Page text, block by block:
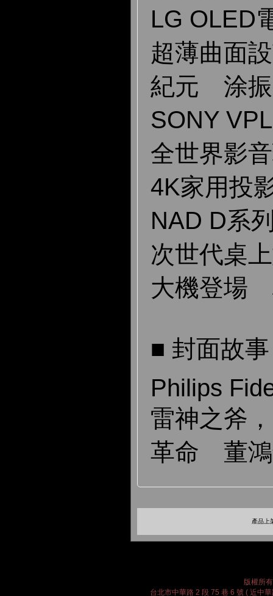
LG OLED
超薄曲面
紀元 涂
SONY
全世界影
4K家用投
NAD D系
次世代桌
大機登場
■ 封面故事
Philips
雷神之斧
革命 董
產品上
版權所
台北市中華路 2 段 75 巷 6 號 ( 近中